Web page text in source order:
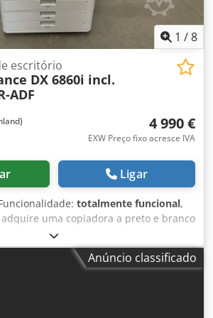
1 /8
escritório
DX 6860i incl.
ADF
4 990 €
EXW Preço fixo acresce IVA
Ligar
totalmente funcional,
uma copiadora a preto e branco
iR Advance DX 6860i". Artigo à
Advance DX 6860i com as seguintes
impressão frente e verso (Duplex)
de documentos (ADF) /
de documentos reversível (R-ADF)
Anúncio classificado